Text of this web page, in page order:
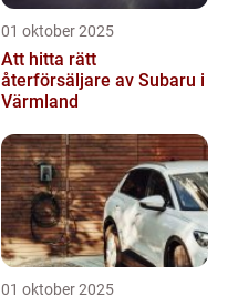
01 oktober 2025
Att hitta rätt
återförsäljare av Subaru i
Värmland
01 oktober 2025